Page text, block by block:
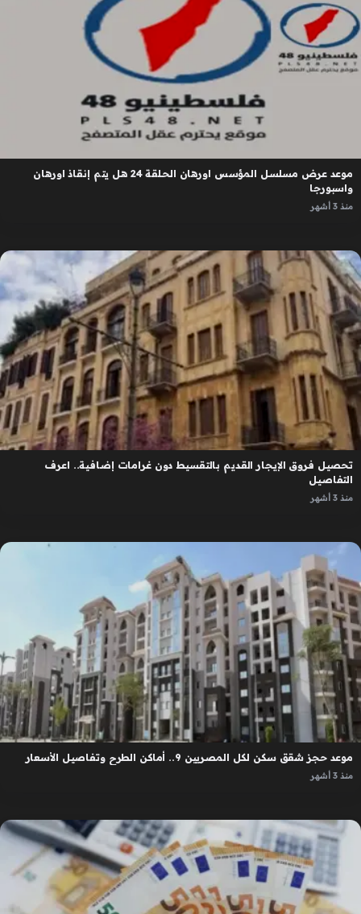
موعد عرض مسلسل المؤسس اورهان الحلقة 24 هل يتم إنقاذ اورهان
واسبورجا
منذ 3 أشهر
تحصيل فروق الإيجار القديم بالتقسيط دون غرامات إضافية.. اعرف
التفاصيل
منذ 3 أشهر
موعد حجز شقق سكن لكل المصريين 9.. أماكن الطرح وتفاصيل الأسعار
منذ 3 أشهر